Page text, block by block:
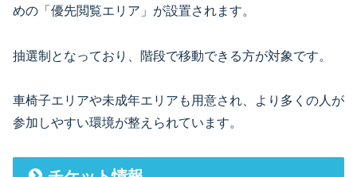
めの「優先閲覧エリア」が設置されます。
抽選制となっており、階段で移動できる方が対象です。
車椅子エリアや未成年エリアも用意され、より多くの人が
参加しやすい環境が整えられています。